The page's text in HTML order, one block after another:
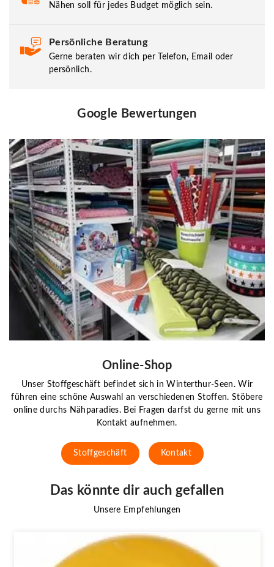
Nähen soll für jedes Budget möglich sein.
Persönliche Beratung
Gerne beraten wir dich per Telefon, Email oder
persönlich.
Google Bewertungen
Online-Shop
Unser Stoffgeschäft befindet sich in Winterthur-Seen. Wir
führen eine schöne Auswahl an verschiedenen Stoffen. Stöbere
online durchs Nähparadies. Bei Fragen darfst du gerne mit uns
Kontakt aufnehmen.
Stoffgeschäft Kontakt
Das könnte dir auch gefallen
Unsere Empfehlungen